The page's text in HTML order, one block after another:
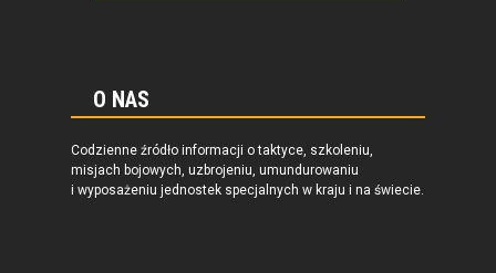
O NAS
Codzienne źródło informacji o taktyce, szkoleniu,
misjach bojowych, uzbrojeniu, umundurowaniu
i wyposażeniu jednostek specjalnych w kraju i na świecie.